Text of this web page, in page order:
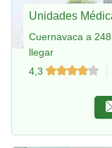
Unidades
Cuernavaca a
llegar
4,3